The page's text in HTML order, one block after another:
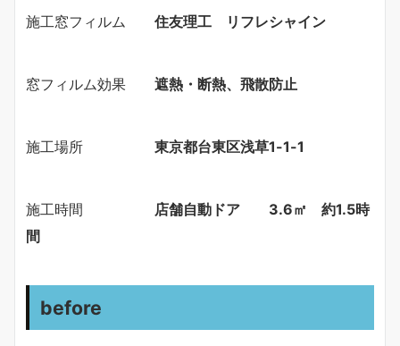
施工窓フィルム 住友理工 リフレシャイン
窓フィルム効果 遮熱・断熱、飛散防止
施工場所 東京都台東区浅草1-1-1
施工時間 店舗自動ドア 3.6㎡ 約1.5時
間
before